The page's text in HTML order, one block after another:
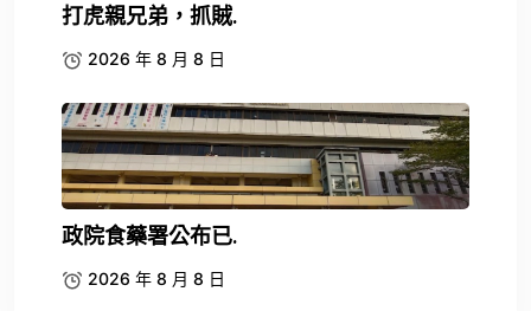
打虎親兄弟，抓賊.
2026 年 8 月 8 日
政院食藥署公布已.
2026 年 8 月 8 日